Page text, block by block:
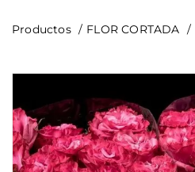
Productos FLOR CORTADA